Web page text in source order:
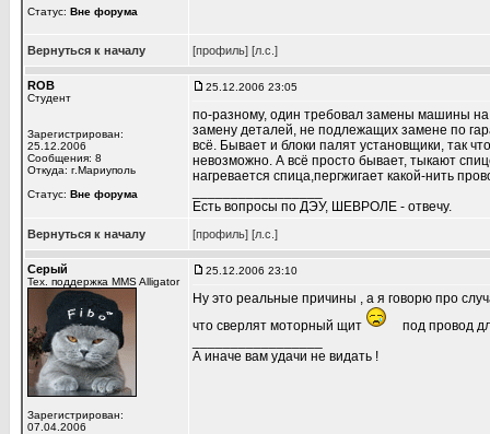
Статус: Вне форума
Вернуться к началу [профиль] [л.с.]
ROB
Студент
Зарегистрирован:
25.12.2006
Сообщения: 8
Откуда: г.Мариуполь
Статус: Вне форума
25.12.2006 23:05
по-разному, один требовал замены машины на
замену деталей, не подлежащих замене по
всё. Бывает и блоки палят установщики, так
невозможно. А всё просто бывает, тыкают
нагревается спица,пергжигает какой-нить
Есть вопросы по ДЭУ, ШЕВРОЛЕ - отвечу.
Вернуться к началу [профиль] [л.с.]
Серый
Тех. поддержка MMS Alligator
Зарегистрирован:
07.04.2006
25.12.2006 23:10
Ну это реальные причины , а я говорю про
что сверлят моторный щит
под провод
А иначе вам удачи не видать !